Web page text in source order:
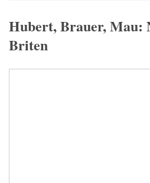
Hubert, Brauer, Mau:
Briten